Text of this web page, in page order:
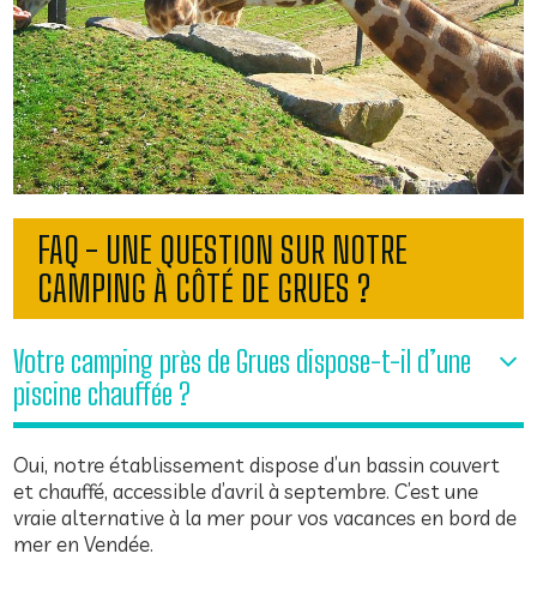
FAQ - UNE QUESTION SUR NOTRE
CAMPING À CÔTÉ DE GRUES ?
Votre camping près de Grues dispose-t-il d’une
piscine chauffée ?
Oui, notre établissement dispose d’un bassin couvert
et chauffé, accessible d’avril à septembre. C’est une
vraie alternative à la mer pour vos vacances en bord de
mer en Vendée.